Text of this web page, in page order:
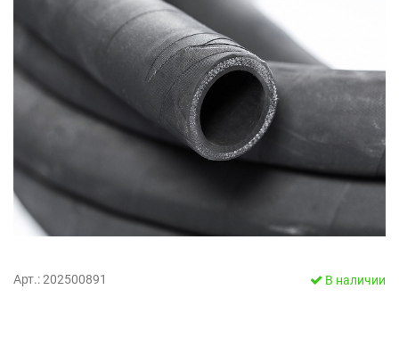
Арт.: 202500891 В наличии